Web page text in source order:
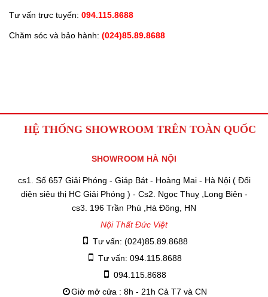
Tư vấn trực tuyến: 094.115.8688
Chăm sóc và bảo hành: (024)85.89.8688
HỆ THỐNG SHOWROOM TRÊN TOÀN QUỐC
SHOWROOM HÀ NỘI
cs1. Số 657 Giải Phóng - Giáp Bát - Hoàng Mai - Hà Nội ( Đối
diện siêu thị HC Giải Phóng ) - Cs2. Ngọc Thuỵ ,Long Biên -
cs3. 196 Trần Phú ,Hà Đông, HN
Nội Thất Đức Việt
Tư vấn: (024)85.89.8688
Tư vấn: 094.115.8688
094.115.8688
Giờ mở cửa : 8h - 21h Cả T7 và CN